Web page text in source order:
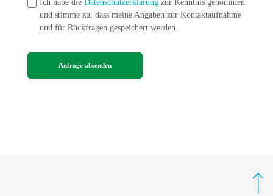
REZ Beluga
Sicherheitskennzeichnung
Ich habe die Datenschutzerklärungzur Kenntnis genommen
und stimme zu, dass meine Angaben zur Kontaktaufnahme
und für Rückfragen gespeichert werden.